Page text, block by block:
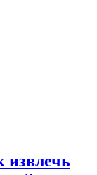
извлечь